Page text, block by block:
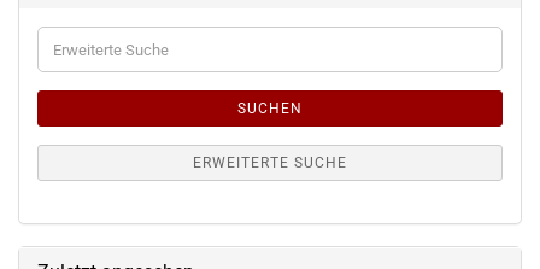
Erweiterte
Suche
SUCHEN
ERWEITERTE SUCHE